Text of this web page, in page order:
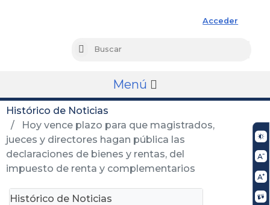
Acceder
Buscar
Menú
Histórico de Noticias
Hoy vence plazo para que magistrados,
jueces y directores hagan pública las
declaraciones de bienes y rentas, del
impuesto de renta y complementarios
Histórico de Noticias